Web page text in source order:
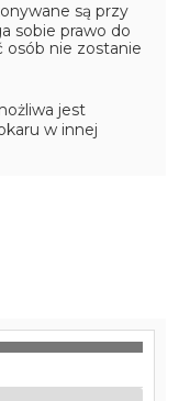
są przy
sobie prawo do
osób nie zostanie
jest
w innej